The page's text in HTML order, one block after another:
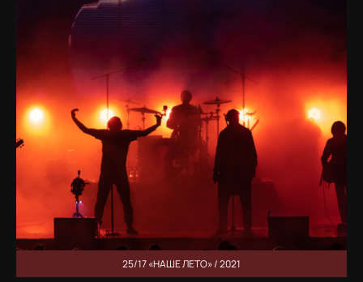
25/17 «НАШЕ ЛЕТО» / 2021